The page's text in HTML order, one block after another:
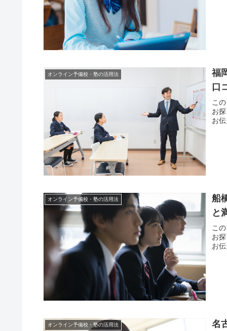
オンライン予備校・塾の活用法
福
口
こ
お
お
オンライン予備校・塾の活用法
船
と
こ
お
お
オンライン予備校・塾の活用法
名